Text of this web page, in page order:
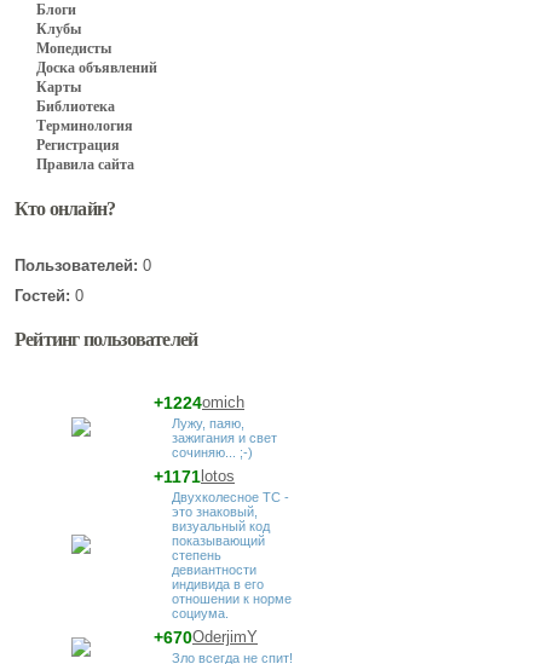
Блоги
Клубы
Мопедисты
Доска объявлений
Карты
Библиотека
Терминология
Регистрация
Правила сайта
Кто онлайн?
Пользователей: 0
Гостей: 0
Рейтинг пользователей
omich
+1224
Лужу, паяю,
зажигания и свет
сочиняю... ;-)
lotos
+1171
Двухколесное ТС -
это знаковый,
визуальный код
показывающий
степень
девиантности
индивида в его
отношении к норме
социума.
OderjimY
+670
Зло всегда не спит!